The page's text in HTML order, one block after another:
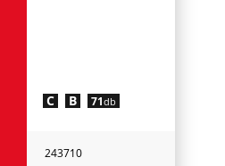
C B 71db
243710